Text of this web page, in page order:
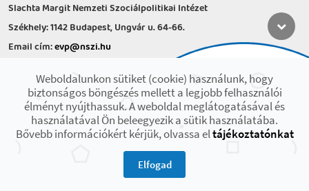
Slachta Margit Nemzeti Szociálpolitikai Intézet
Székhely: 1142 Budapest, Ungvár u. 64-66.
Email cím:evp@nszi.hu
hétfő-csütörtök: 8:00-16:00
péntek: 8:00-14.00
2021 © Minden jog fenntartva! Készült az EFOP-1.9.3-VEKOP-17 projekt
keretében.
Weboldalunkon sütiket (cookie) használunk, hogy
biztonságos böngészés mellett a legjobb felhasználói
élményt nyújthassuk. A weboldal meglátogatásával és
használatával Ön beleegyezik a sütik használatába.
Bővebb információkért kérjük, olvassa eltájékoztatónkat
Elfogad